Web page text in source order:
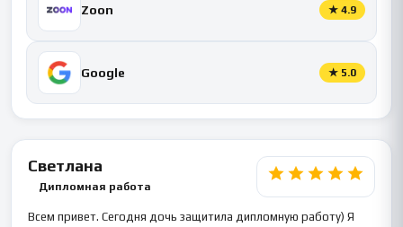
Zoon ★ 4.9
Google ★ 5.0
Светлана
Дипломная работа
Всем привет. Сегодня дочь защитила дипломную работу) Я